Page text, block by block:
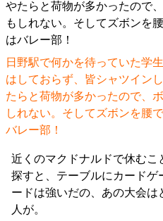
日野駅で何かを待っていた学
はしておらず、皆シャツイン
たらと荷物が多かったので、
しれない。そしてズボンを腰
バレー部！
近くのマクドナルドで休む
探すと、テーブルにカードゲ
ードは強いだの、あの大会は
人が。